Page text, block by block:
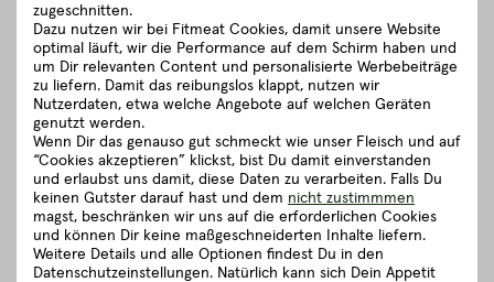
Bei Fitmeat erhältst Du ausschließlich frisches Premium
Fleisch, das niemals tiefgefroren wurde. Daher sind unsere
Koteletts nicht nur saftig und frisch, sie können den Fleischsaft
auch besser halten. Das bedeutet, sie trocknen bei der
Zubereitung nicht aus und bleiben schön zart.
Die richtige Dicke ist dennoch ein wichtiger Punkt. Zu dünn
geschnitten ist es selbst beim besten Kotelett ziemlich schwer
auf den Punkt zu garen. Ausgelöste Schweinekoteletts sollten
also mindestens 2 cm dick sein.
schließen
zugeschnitten.
Dazu nutzen wir bei Fitmeat Cookies, damit unsere Website
optimal läuft, wir die Performance auf dem Schirm haben und
um Dir relevanten Content und personalisierte Werbebeiträge
zu liefern. Damit das reibungslos klappt, nutzen wir
Nutzerdaten, etwa welche Angebote auf welchen Geräten
genutzt werden.
Wenn Dir das genauso gut schmeckt wie unser Fleisch und auf
“Cookies akzeptieren” klickst, bist Du damit einverstanden
und erlaubst uns damit, diese Daten zu verarbeiten. Falls Du
keinen Gutster darauf hast und dem nicht zustimmmen
magst, beschränken wir uns auf die erforderlichen Cookies
und können Dir keine maßgeschneiderten Inhalte liefern.
Weitere Details und alle Optionen findest Du in den
Datenschutzeinstellungen. Natürlich kann sich Dein Appetit